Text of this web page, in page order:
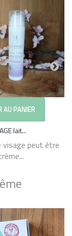
AU PANIER
lait...
visage peut être